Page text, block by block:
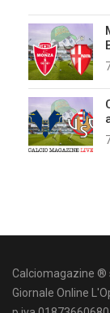
Calciomagazine ®
Giornale Online